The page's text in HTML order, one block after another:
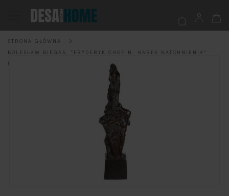
Mój
STRONA GŁÓWNA
BOLESŁAW BIEGAS, "FRYDERYK CHOPIN, HARFA NATCHNIENIA"
("FREDERIC CHOPIN, LA HARPE DE L'INSPIRATION"), 1908/1994
Przejdź